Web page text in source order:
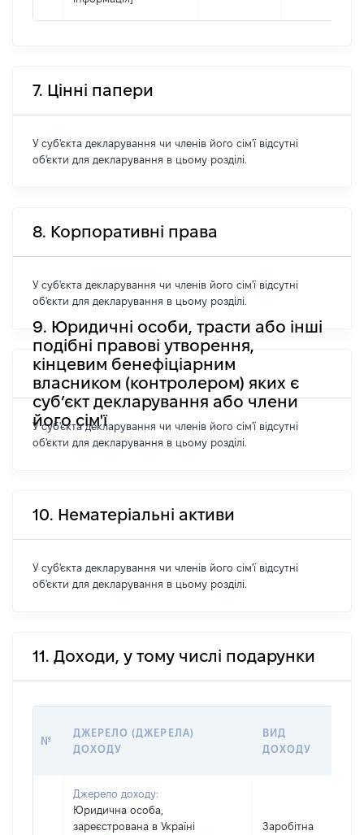
7. Цінні папери
У суб'єкта декларування чи членів його сім'ї відсутні
об'єкти для декларування в цьому розділі.
8. Корпоративні права
У суб'єкта декларування чи членів його сім'ї відсутні
об'єкти для декларування в цьому розділі.
9. Юридичні особи, трасти або інші
подібні правові утворення,
кінцевим бенефіціарним
власником (контролером) яких є
суб’єкт декларування або члени
його сім'ї
У суб'єкта декларування чи членів його сім'ї відсутні
об'єкти для декларування в цьому розділі.
10. Нематеріальні активи
У суб'єкта декларування чи членів його сім'ї відсутні
об'єкти для декларування в цьому розділі.
11. Доходи, у тому числі подарунки
№
ДЖЕРЕЛО (ДЖЕРЕЛА)
ДОХОДУ
ВИД
ДОХОДУ
Джерело доходу:
Юридична особа,
зареєстрована в Україні
Заробітна